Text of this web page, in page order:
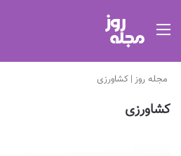
مجله روز | کشاورزی
کشاورزی